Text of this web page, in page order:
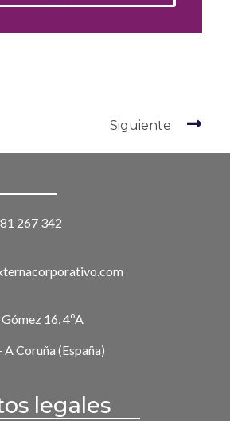
Siguiente
267 342
16, 4ºA
A Coruña (España)
legales